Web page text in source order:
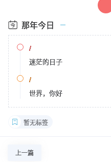
那年今日
/
迷茫的日子
/
世界，你好
暂无标签
上一篇